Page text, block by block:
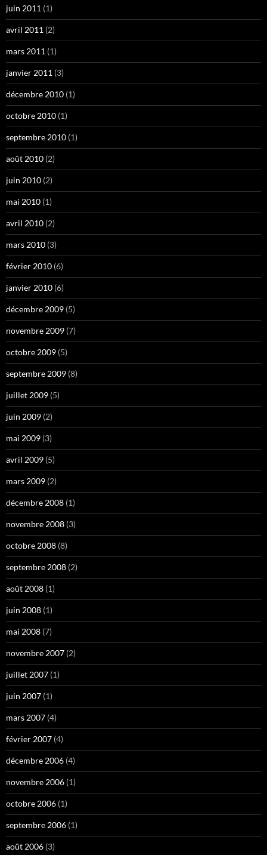
juin 2011 (1)
avril 2011 (2)
mars 2011 (1)
janvier 2011 (3)
décembre 2010 (1)
octobre 2010 (1)
septembre 2010 (1)
août 2010 (2)
juin 2010 (2)
mai 2010 (1)
avril 2010 (2)
mars 2010 (3)
février 2010 (6)
janvier 2010 (6)
décembre 2009 (5)
novembre 2009 (7)
octobre 2009 (5)
septembre 2009 (8)
juillet 2009 (5)
juin 2009 (2)
mai 2009 (3)
avril 2009 (5)
mars 2009 (2)
décembre 2008 (1)
novembre 2008 (3)
octobre 2008 (8)
septembre 2008 (2)
août 2008 (1)
juin 2008 (1)
mai 2008 (7)
novembre 2007 (2)
juillet 2007 (1)
juin 2007 (1)
mars 2007 (4)
février 2007 (4)
décembre 2006 (4)
novembre 2006 (1)
octobre 2006 (1)
septembre 2006 (1)
août 2006 (3)